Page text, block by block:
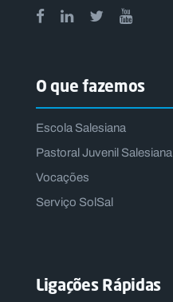
O que fazemos
Escola Salesiana
Pastoral Juvenil Salesiana
Vocações
Serviço SolSal
Ligações Rápidas